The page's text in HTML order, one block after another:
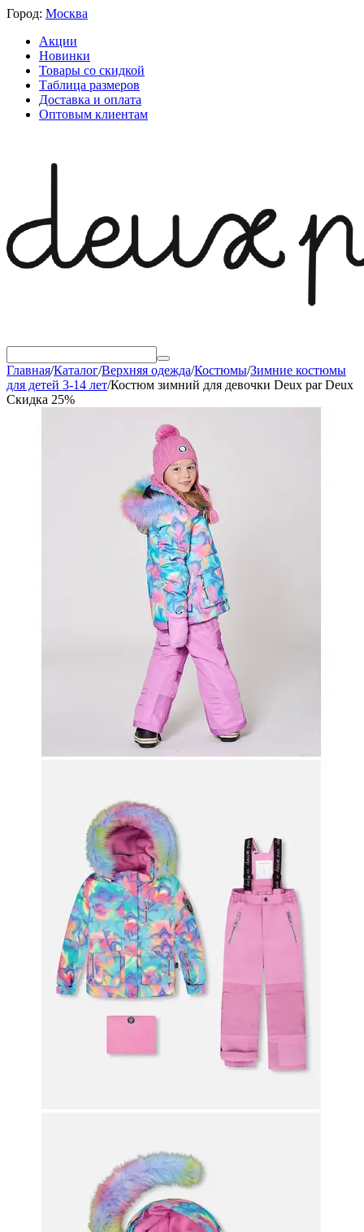
Город: Москва
Акции
Новинки
Товары со скидкой
Таблица размеров
Доставка и оплата
Оптовым клиентам
Главная/Каталог/Верхняя одежда/Костюмы/Зимние костюмы
для детей 3-14 лет/Костюм зимний для девочки Deux par Deux
Скидка 25%